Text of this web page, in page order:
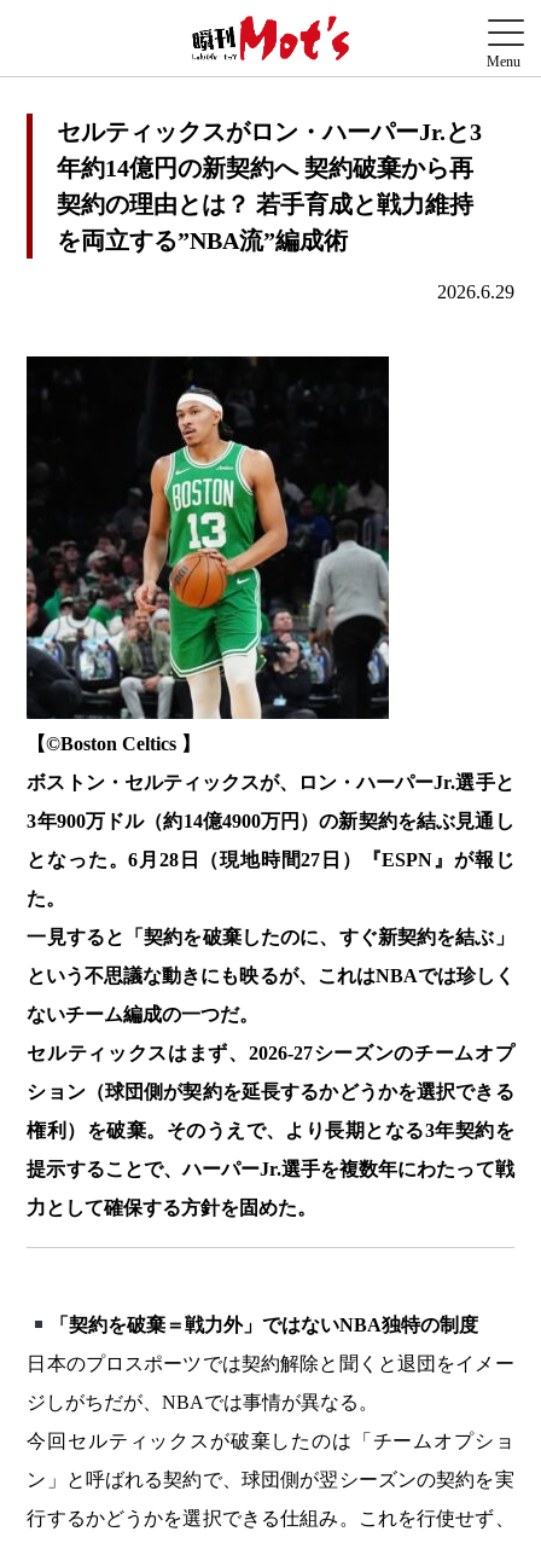
セルティックスがロン・ハーパーJr.と3
年約14億円の新契約へ 契約破棄から再
契約の理由とは？ 若手育成と戦力維持
を両立する”NBA流”編成術
2026.6.29
【©️Boston Celtics 】
ボストン・セルティックスが、ロン・ハーパーJr.選手と
3年900万ドル（約14億4900万円）の新契約を結ぶ見通し
となった。6月28日（現地時間27日）『ESPN』が報じ
た。
一見すると「契約を破棄したのに、すぐ新契約を結ぶ」
という不思議な動きにも映るが、これはNBAでは珍しく
ないチーム編成の一つだ。
セルティックスはまず、2026-27シーズンのチームオプ
ション（球団側が契約を延長するかどうかを選択できる
権利）を破棄。そのうえで、より長期となる3年契約を
提示することで、ハーパーJr.選手を複数年にわたって戦
力として確保する方針を固めた。
「契約を破棄＝戦力外」ではないNBA独特の制度
日本のプロスポーツでは契約解除と聞くと退団をイメー
ジしがちだが、NBAでは事情が異なる。
今回セルティックスが破棄したのは「チームオプショ
ン」と呼ばれる契約で、球団側が翌シーズンの契約を実
行するかどうかを選択できる仕組み。これを行使せず、